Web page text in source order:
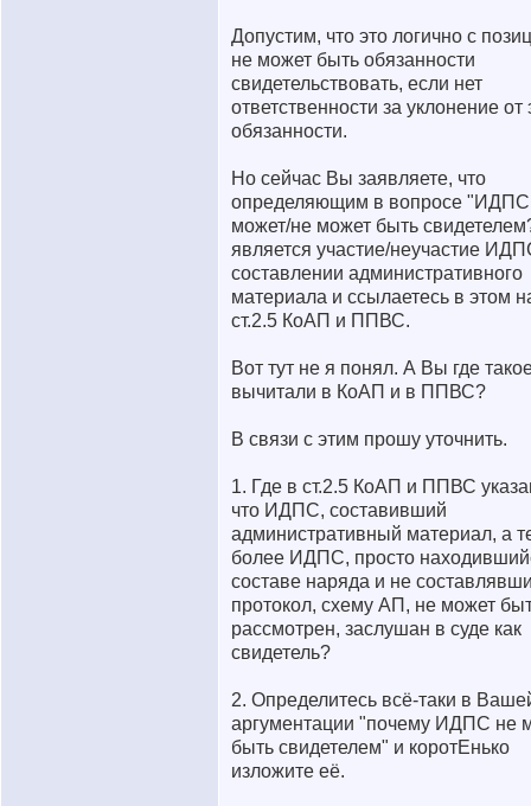
Допустим, что это логично с
не может быть обязанности
свидетельствовать, если нет
ответственности за уклонение от
обязанности.
Но сейчас Вы заявляете, что
определяющим в вопросе "ИДПС
может/не может быть
является участие/неучастие
составлении административного
материала и ссылаетесь в этом
ст.2.5 КоАП и ППВС.
Вот тут не я понял. А Вы где
вычитали в КоАП и в ППВС?
В связи с этим прошу уточнить.
1. Где в ст.2.5 КоАП и ППВС
что ИДПС, составивший
административный материал, а
более ИДПС, просто
составе наряда и не
протокол, схему АП, не может
рассмотрен, заслушан в суде как
свидетель?
2. Определитесь всё-таки в
аргументации "почему ИДПС не
быть свидетелем" и коротЕнько
изложите её.